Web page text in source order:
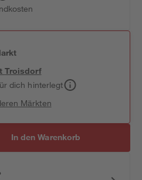
Troisdorf
dich hinterlegt
Märkten
In den Warenkorb